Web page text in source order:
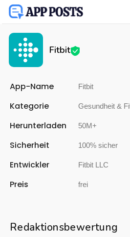
Fitbit
App-Name Fitbit
Kategorie Gesundheit &
Herunterladen 50M+
Sicherheit 100% sicher
Entwickler Fitbit LLC
Preis frei
Redaktionsbewertung